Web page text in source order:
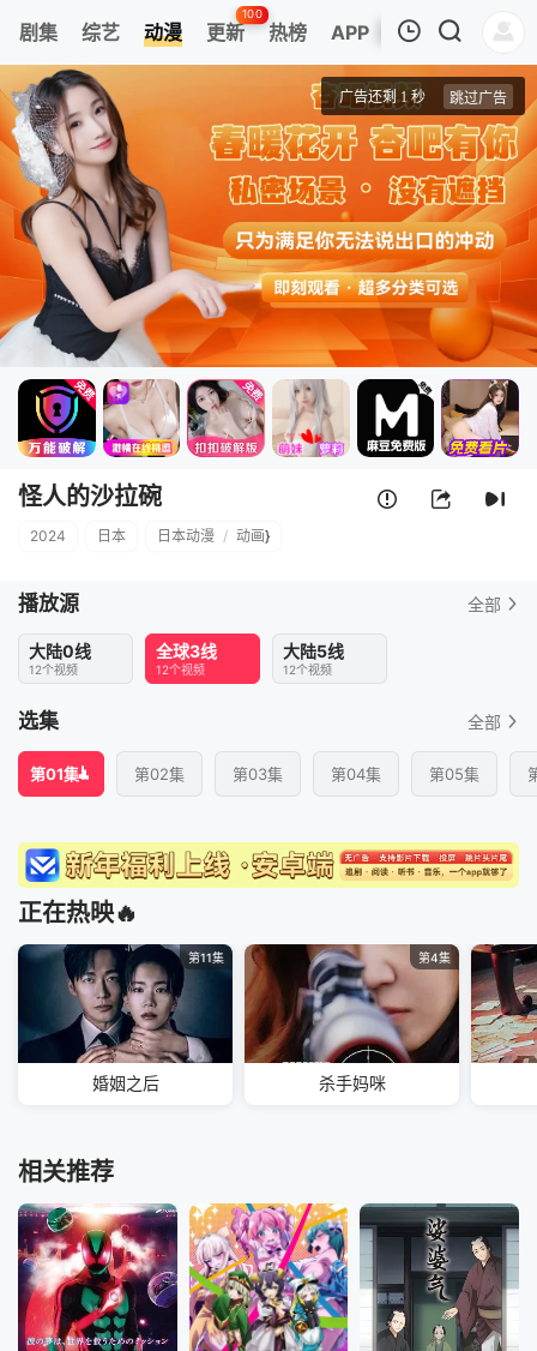
剧集 综艺 动漫 更新
100
热榜 APP
第01集
怪人的沙拉碗
清空
怪人的沙拉碗
2024 日本 日本动漫 / 动画}
播放源 全部
大陆0线
12个视频
全球3线
12个视频
大陆5线
12个视频
选集 全部
第01集 第02集 第03集 第04集 第05集
正在热映🔥
第11集
婚姻之后
第4集
杀手妈咪
相关推荐